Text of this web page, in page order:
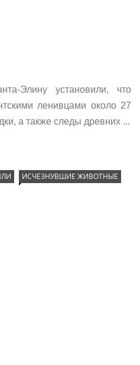
Элину установили, что
ленивцами около 27
а также следы древних ...
ИСЧЕЗНУВШИЕ ЖИВОТНЫЕ